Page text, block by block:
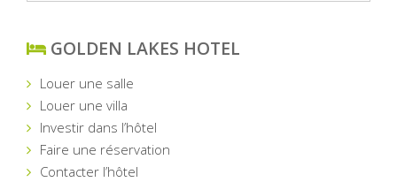
GOLDEN LAKES HOTEL
Louer une salle
Louer une villa
Investir dans l’hôtel
Faire une réservation
Contacter l’hôtel